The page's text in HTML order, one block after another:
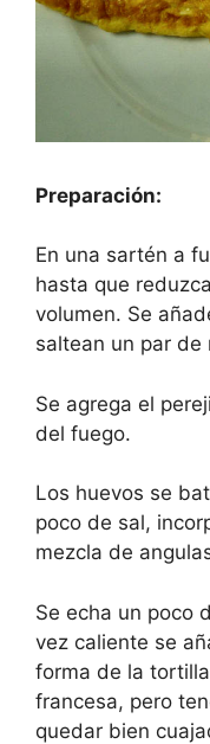
Preparación:
En una sartén a
hasta que
volumen. Se
saltean un par de
Se agrega el
del fuego.
Los huevos se
poco de sal,
mezcla de
Se echa un poco
vez caliente se
forma de la
francesa, pero
quedar bien